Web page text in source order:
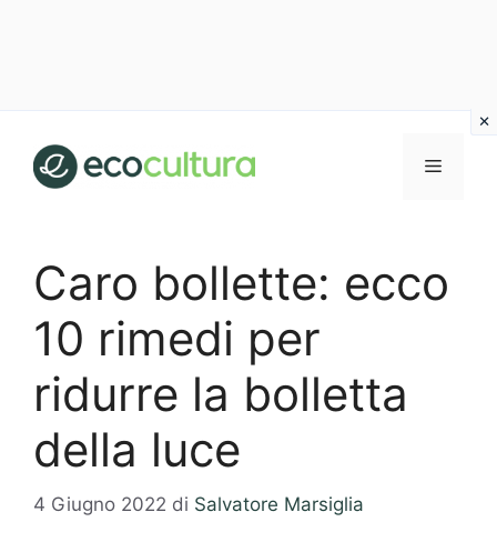
contenuto
MENU
Caro bollette: ecco
10 rimedi per
ridurre la bolletta
della luce
4 Giugno 2022 di Salvatore Marsiglia